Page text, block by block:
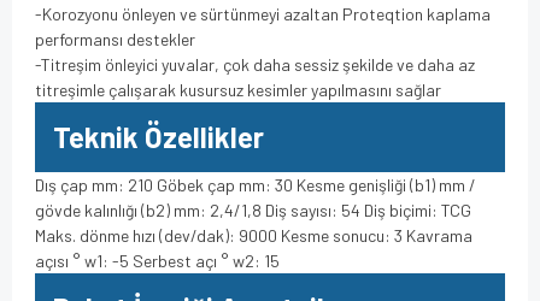
-Korozyonu önleyen ve sürtünmeyi azaltan Proteqtion kaplama
performansı destekler
-Titreşim önleyici yuvalar, çok daha sessiz şekilde ve daha az
titreşimle çalışarak kusursuz kesimler yapılmasını sağlar
Teknik Özellikler
Dış çap mm: 210 Göbek çap mm: 30 Kesme genişliği (b1) mm /
gövde kalınlığı (b2) mm: 2,4/1,8 Diş sayısı: 54 Diş biçimi: TCG
Maks. dönme hızı (dev/dak): 9000 Kesme sonucu: 3 Kavrama
açısı ° w1: -5 Serbest açı ° w2: 15